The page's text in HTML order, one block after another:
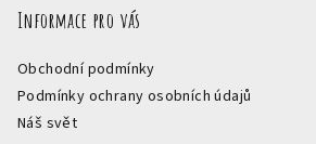
Informace pro vás
Obchodní podmínky
Podmínky ochrany osobních údajů
Náš svět